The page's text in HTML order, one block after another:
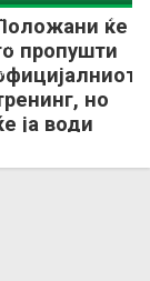
ќе
пропушти
но
ја води
Хибернијан Шкендија